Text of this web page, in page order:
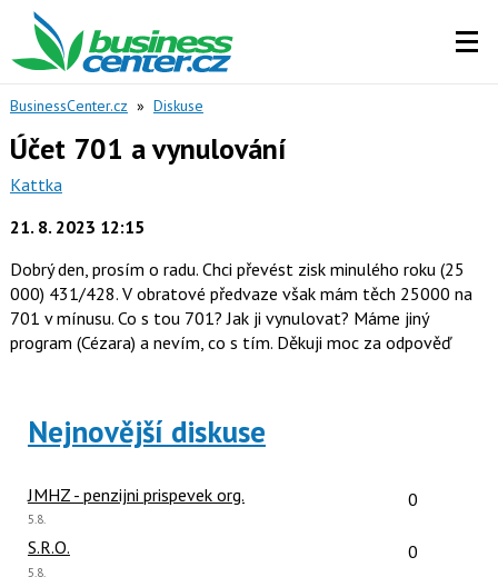
BusinessCenter.cz » Diskuse
Účet 701 a vynulování
Kattka
21. 8. 2023 12:15
Dobrý den, prosím o radu. Chci převést zisk minulého roku (25
000) 431/428. V obratové předvaze však mám těch 25000 na
701 v mínusu. Co s tou 701? Jak ji vynulovat? Máme jiný
program (Cézara) a nevím, co s tím. Děkuji moc za odpověď
Nejnovější diskuse
JMHZ - penzijni prispevek org. Počet
0
Poslední
5.8.
S.R.O. Počet
0
Poslední
5.8.